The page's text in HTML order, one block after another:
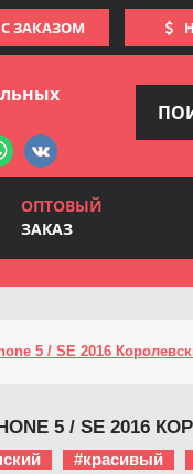
ЗАКАЗОМ
ОПТОВЫЙ
ЗАКАЗ
5 / SE 2016
5 / SE 2016
#красивый